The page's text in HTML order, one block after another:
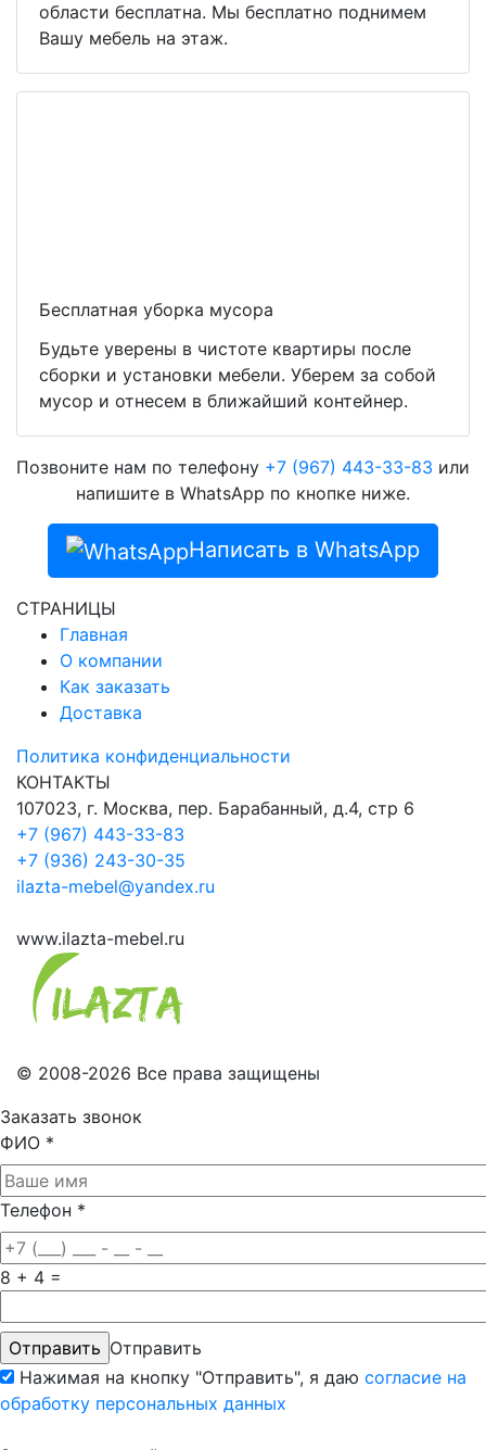
области бесплатна. Мы бесплатно поднимем
Вашу мебель на этаж.
Бесплатная уборка мусора
Будьте уверены в чистоте квартиры после
сборки и установки мебели. Уберем за собой
мусор и отнесем в ближайший контейнер.
Позвоните нам по телефону +7 (967) 443-33-83 или
напишите в WhatsApp по кнопке ниже.
Написать в WhatsApp
СТРАНИЦЫ
Главная
О компании
Как заказать
Доставка
Политика конфиденциальности
КОНТАКТЫ
107023, г. Москва, пер. Барабанный, д.4, стр 6
+7 (967) 443-33-83
+7 (936) 243-30-35
ilazta-mebel@yandex.ru
www.ilazta-mebel.ru
© 2008-2026 Все права защищены
Заказать звонок
ФИО *
Телефон *
8 + 4 =
Отправить
Нажимая на кнопку "Отправить", я даю согласие на
обработку персональных данных